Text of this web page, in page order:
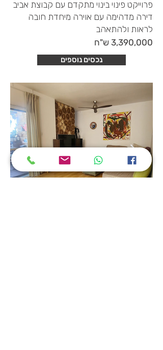
פרוייקט פינוי בינוי מתקדם עם קבוצת אביב
דירה מדהימה עם אוירה מיחדת חובה
לראות ולהתאהב
3,390,000 ש"ח
נכסים נוספים